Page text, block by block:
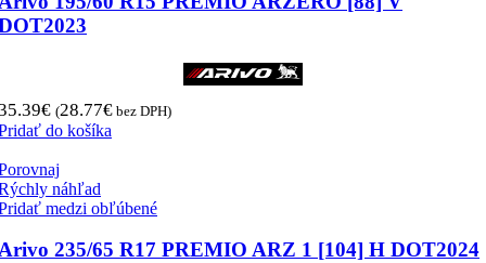
€ (28.77€ bez DPH)
do košíka
náhľad
medzi obľúbené
235/65 R17 PREMIO ARZ 1 [104] H DOT2024